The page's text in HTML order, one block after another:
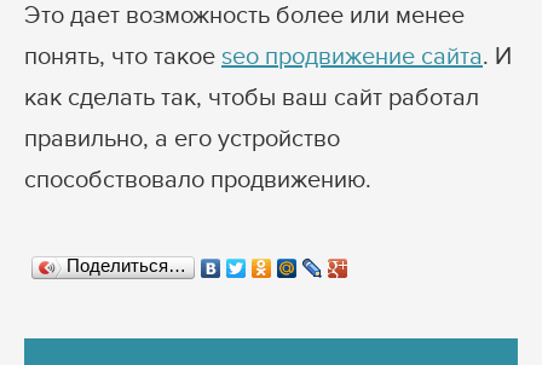
Это дает возможность более или менее
понять, что такое seo продвижение сайта. И
как сделать так, чтобы ваш сайт работал
правильно, а его устройство
способствовало продвижению.
Поделиться…